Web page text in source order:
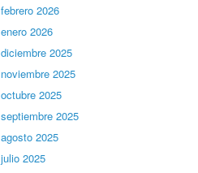
febrero 2026
enero 2026
diciembre 2025
noviembre 2025
octubre 2025
septiembre 2025
agosto 2025
julio 2025